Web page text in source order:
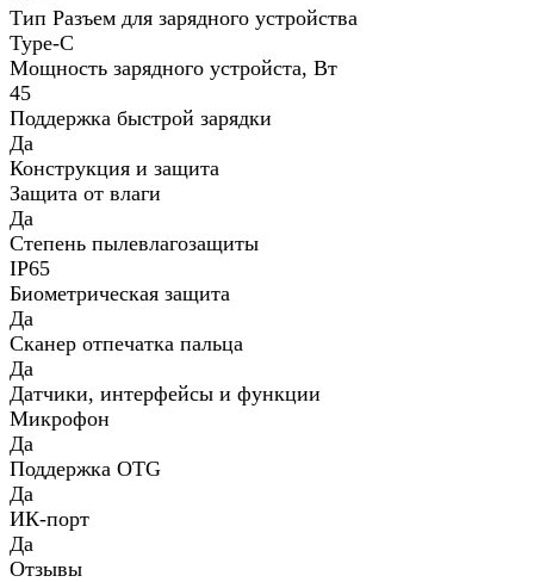
Тип Разъем для зарядного устройства
Type-C
Мощность зарядного устройста, Вт
45
Поддержка быстрой зарядки
Да
Конструкция и защита
Защита от влаги
Да
Степень пылевлагозащиты
IP65
Биометрическая защита
Да
Сканер отпечатка пальца
Да
Датчики, интерфейсы и функции
Микрофон
Да
Поддержка OTG
Да
ИК-порт
Да
Отзывы